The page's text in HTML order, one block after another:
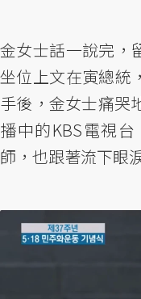
金女士話一說完，
坐位上文在寅總統
手後，金女士痛哭
播中的KBS電視
師，也跟著流下眼